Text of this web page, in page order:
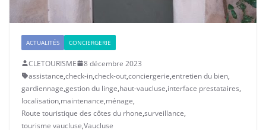
ACTUALITÉS CONCIERGERIE
CLETOURISME
8 décembre 2023
assistance,check-in,check-out,conciergerie,entretien du bien,
gardiennage,gestion du linge,haut-vaucluse,interface prestataires,
localisation,maintenance,ménage,
Route touristique des côtes du rhone,surveillance,
tourisme vaucluse,Vaucluse